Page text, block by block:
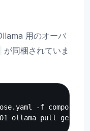
用のオーバ
が同梱されていま
-f compose-